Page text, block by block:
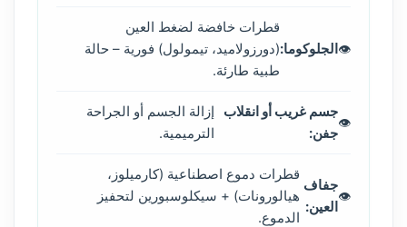
الجلوكوما:
قطرات خافضة لضغط العين
(دورزولاميد، تيمولول) فورية – حالة
طبية طارئة.
جسم غريب أو انقلاب
جفن:
إزالة الجسم أو الجراحة
الترميمية.
جفاف
العين:
قطرات دموع اصطناعية (كارميلوز،
هيالورونات) + سيكلوسبورين لتحفيز
الدموع.